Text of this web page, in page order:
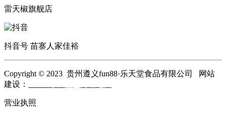
雷天椒旗舰店
抖音号 苗寨人家佳裕
Copyright © 2023 贵州遵义fun88·乐天堂食品有限公司 网站
建设：
营业执照